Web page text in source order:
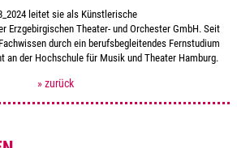
leitet sie als Künstlerische
Erzgebirgischen Theater- und Orchester GmbH. Seit
durch ein berufsbegleitendes Fernstudium
an der Hochschule für Musik und Theater Hamburg.
» zurück